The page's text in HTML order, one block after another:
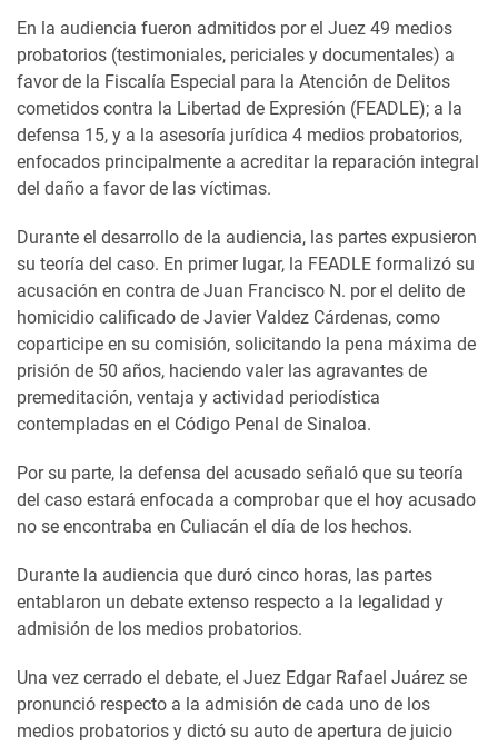
En la audiencia fueron admitidos por el Juez 49 medios
probatorios (testimoniales, periciales y documentales) a
favor de la Fiscalía Especial para la Atención de Delitos
cometidos contra la Libertad de Expresión (FEADLE); a la
defensa 15, y a la asesoría jurídica 4 medios probatorios,
enfocados principalmente a acreditar la reparación integral
del daño a favor de las víctimas.
Durante el desarrollo de la audiencia, las partes expusieron
su teoría del caso. En primer lugar, la FEADLE formalizó su
acusación en contra de Juan Francisco N. por el delito de
homicidio calificado de Javier Valdez Cárdenas, como
coparticipe en su comisión, solicitando la pena máxima de
prisión de 50 años, haciendo valer las agravantes de
premeditación, ventaja y actividad periodística
contempladas en el Código Penal de Sinaloa.
Por su parte, la defensa del acusado señaló que su teoría
del caso estará enfocada a comprobar que el hoy acusado
no se encontraba en Culiacán el día de los hechos.
Durante la audiencia que duró cinco horas, las partes
entablaron un debate extenso respecto a la legalidad y
admisión de los medios probatorios.
Una vez cerrado el debate, el Juez Edgar Rafael Juárez se
pronunció respecto a la admisión de cada uno de los
medios probatorios y dictó su auto de apertura de juicio